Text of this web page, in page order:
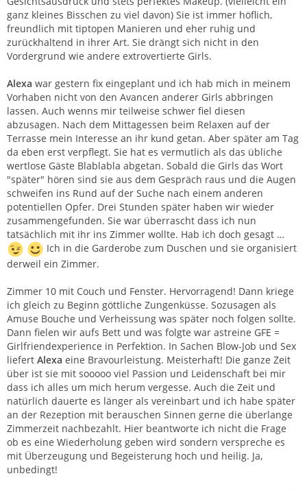
ganz kleines Bisschen zu viel davon) Sie ist immer höflich,
freundlich mit tiptopen Manieren und eher ruhig und
zurückhaltend in ihrer Art. Sie drängt sich nicht in den
Vordergrund wie andere extrovertierte Girls.
Alexa war gestern fix eingeplant und ich hab mich in meinem
Vorhaben nicht von den Avancen anderer Girls abbringen
lassen. Auch wenns mir teilweise schwer fiel diesen
abzusagen. Nach dem Mittagessen beim Relaxen auf der
Terrasse mein Interesse an ihr kund getan. Aber später am Tag
da eben erst verpflegt. Sie hat es vermutlich als das übliche
wertlose Gäste Blablabla abgetan. Sobald die Girls das Wort
"später" hören sind sie aus dem Gespräch raus und die Augen
schweifen ins Rund auf der Suche nach einem anderen
potentiellen Opfer. Drei Stunden später haben wir wieder
zusammengefunden. Sie war überrascht dass ich nun
tatsächlich mit ihr ins Zimmer wollte. Hab ich doch gesagt …
Ich in die Garderobe zum Duschen und sie organisiert
derweil ein Zimmer.
Zimmer 10 mit Couch und Fenster. Hervorragend! Dann kriege
ich gleich zu Beginn göttliche Zungenküsse. Sozusagen als
Amuse Bouche und Verheissung was später noch folgen sollte.
Dann fielen wir aufs Bett und was folgte war astreine GFE =
Girlfriendexperience in Perfektion. In Sachen Blow-Job und Sex
liefert Alexa eine Bravourleistung. Meisterhaft! Die ganze Zeit
über ist sie mit sooooo viel Passion und Leidenschaft bei mir
dass ich alles um mich herum vergesse. Auch die Zeit und
natürlich dauerte es länger als vereinbart und ich habe später
an der Rezeption mit berauschen Sinnen gerne die überlange
Zimmerzeit nachbezahlt. Hier beantworte ich nicht die Frage
ob es eine Wiederholung geben wird sondern verspreche es
mit Überzeugung und Begeisterung hoch und heilig. Ja,
unbedingt!